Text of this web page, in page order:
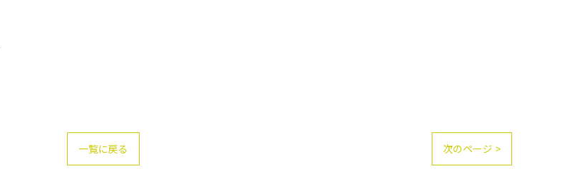
一覧に戻る 次のページ >